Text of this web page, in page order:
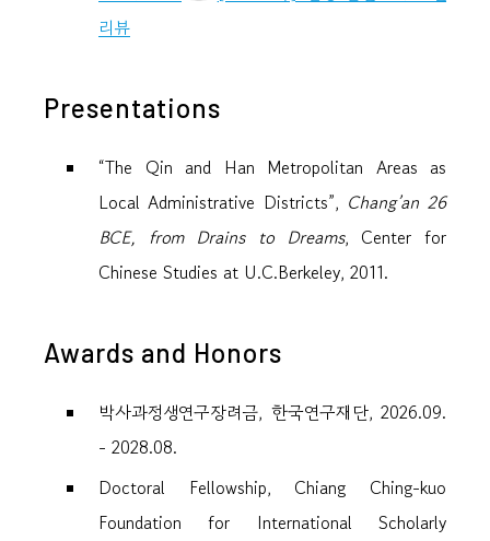
리뷰
Presentations
“The Qin and Han Metropolitan Areas as
Local Administrative Districts”, Chang’an 26
BCE, from Drains to Dreams, Center for
Chinese Studies at U.C.Berkeley, 2011.
Awards and Honors
박사과정생연구장려금, 한국연구재단, 2026.09.
- 2028.08.
Doctoral Fellowship, Chiang Ching-kuo
Foundation for International Scholarly